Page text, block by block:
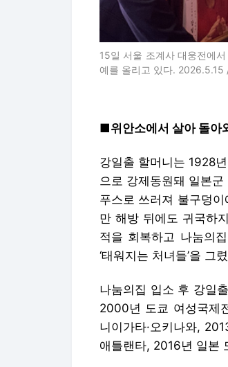
15일 서울 조계사 대웅전에
예를 올리고 있다.
■위안소에서 살아 돌아
강일출 할머니는 1928
으로 강제동원돼 일본
푸스로 쓰러져 불구덩
만 해방 뒤에도 귀국하
적을 회복하고 나눔의
‘태워지는 처녀들’을 그
나눔의집 입소 후 강일
2000년 도쿄 여성국제
니이가타·오키나와,
애틀랜타, 2016년 일본